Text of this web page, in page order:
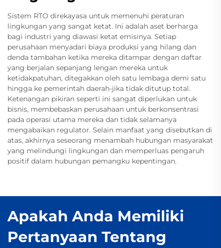
Sistem RTO direkayasa untuk memenuhi peraturan
lingkungan yang sangat ketat. Ini adalah aset berharga
bagi industri yang diawasi ketat emisinya. Setiap
perusahaan menyadari biaya produksi yang hilang dan
denda tambahan ketika mereka ditampar dengan daftar
yang berjalan sepanjang lengan mereka untuk
ketidakpatuhan, ditegakkan oleh satu lembaga demi satu
hingga ke pemerintah daerah-jika tidak ditutup total.
Ketenangan pikiran seperti ini sangat diperlukan untuk
bisnis, membebaskan perusahaan untuk berkonsentrasi
pada operasi utama mereka dan tidak selamanya
mengabaikan regulator. Selain manfaat yang disebutkan di
atas, akhirnya seseorang menambah hubungan masyarakat
yang melindungi lingkungan dan memperluas pengaruh
positif dalam hubungan pemangku kepentingan.
Apakah Anda Memiliki
Pertanyaan Tentang